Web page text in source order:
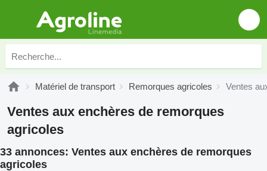
Matériel de transport Remorques agricoles Ventes
Ventes aux enchères de remorques
agricoles
33 annonces: Ventes aux enchères de remorques
agricoles